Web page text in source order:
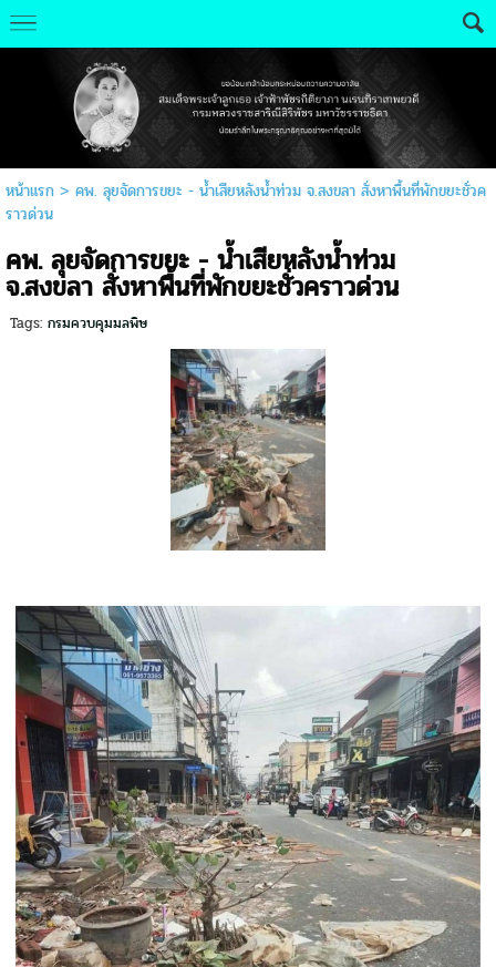
หน้าแรก> คพ. ลุยจัดการขยะ - น้ำเสียหลังน้ำท่วม จ.สงขลา สั่งหาพื้นที่พักขยะชั่วค
ราวด่วน
คพ. ลุยจัดการขยะ - น้ำเสียหลังน้ำท่วม
จ.สงขลา สั่งหาพื้นที่พักขยะชั่วคราวด่วน
Tags: กรมควบคุมมลพิษ